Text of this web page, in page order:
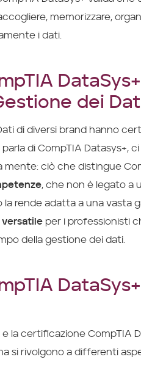
memorizzare,
i dati.
dei
di diversi brand hanno
di CompTIA Datasys+,
ciò che distingue
, che non è legato a
rende adatta a una vasta
versatile per i professionisti
della gestione dei dati.
la certificazione CompTIA
si rivolgono a differenti